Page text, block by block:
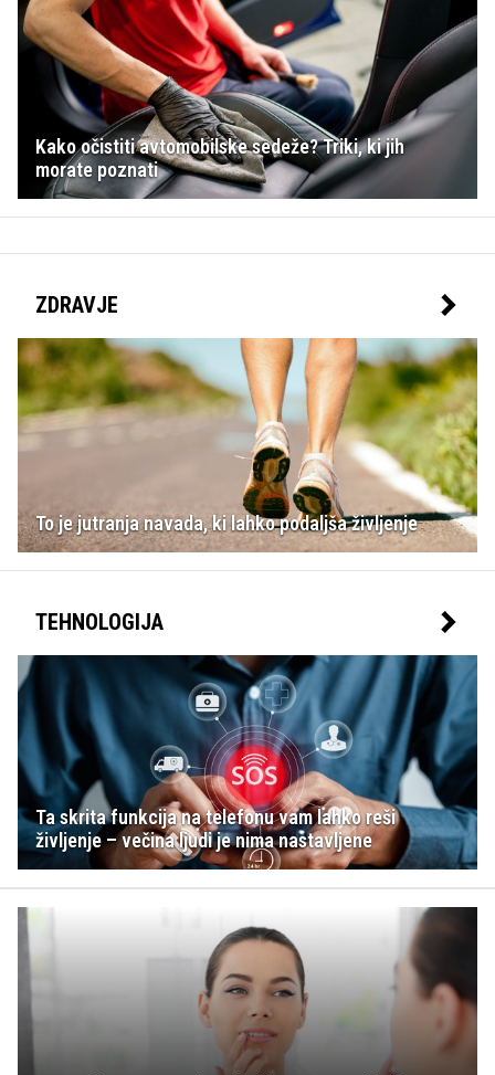
Kako očistiti avtomobilske sedeže? Triki, ki jih
morate poznati
ZDRAVJE
To je jutranja navada, ki lahko podaljša življenje
TEHNOLOGIJA
Ta skrita funkcija na telefonu vam lahko reši
življenje – večina ljudi je nima nastavljene